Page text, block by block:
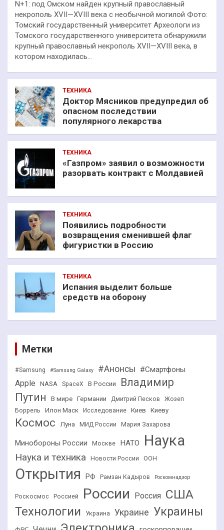
N+1: под Омском найден крупный православный
некрополь XVII—XVIII века с необычной могилой Фото:
Томский государственный университет Археологи из
Томского государственного университета обнаружили
крупный православный некрополь XVII—XVIII века, в
котором находилась…
ТЕХНИКА
Доктор Мясников предупредил об
опасном последствии
популярного лекарства
ТЕХНИКА
«Газпром» заявил о возможности
разорвать контракт с Молдавией
ТЕХНИКА
Появились подробности
возвращения сменившей флаг
фигуристки в Россию
ТЕХНИКА
Испания выделит больше
средств на оборону
Метки
#Samsung #Samsung Galaxy #Анонсы #Смартфоны
Apple NASA SpaceX В России
Владимир
Путин
В мире Германии Дмитрий Песков
Жозеп
Боррель
Илон Маск Исследование Киев Киеву
Космос Луна МИД России Мария Захарова
Минобороны России Москве НАТО Наука
Наука и техника Новости России ООН
Открытия РФ Рамзан Кадыров Роскомнадзор
Роскосмос Россией России Россия США
Технологии Украина Украине Украины